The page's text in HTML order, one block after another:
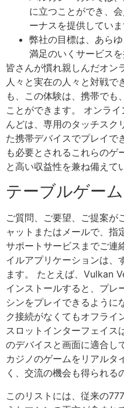
に立つことができ、
ーナスを提供していま
弊社の目標は、あら
満足のいくサービスを
皆さんが慣れ親しんだオン
人々と実在の人々と対戦で
も、この体験は、携帯でも
ことができます。 オンラ
んどは、専用のタッチスク
た携帯デバイスでプレイで
も必要とされるこれらのゲ
と高い収益性を兼ね備えて
テーブルゲーム
ご質問、ご要望、ご提案が
ャットまたはメールで、指
サポートサービスまでご連
イルアプリケーションは、
ます。 たとえば、Vulkan
インストールすると、プレ
シンをプレイできるように
ク接続がなくてもオフライ
スロットインターフェイス
のデバイスと画面に適合し
カジノのゲームをリアルタ
く、交流の機会も得られる
このリストには、従来の